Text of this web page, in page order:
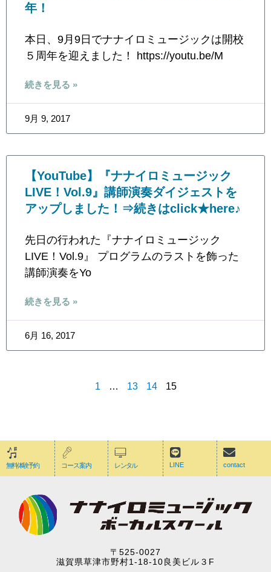
年！
本日、9月9日でナナイロミュージックは開校
５周年を迎えました！ https://youtu.be/M
続きを見る »
9月 9, 2017
【YouTube】『ナナイロミュージック
LIVE！Vol.9』講師演奏ダイジェストを
アップしました！⇒続きはclick★here♪
先日の行われた『ナナイロミュージック
LIVE！Vol.9』 プログラムのラストを飾った
講師演奏をYo
続きを見る »
6月 16, 2017
1 … 13 14 15
無料体験予約 コース案内 レンタル LINE contact
〒525-0027
滋賀県草津市野村1-18-10良美ビル３F